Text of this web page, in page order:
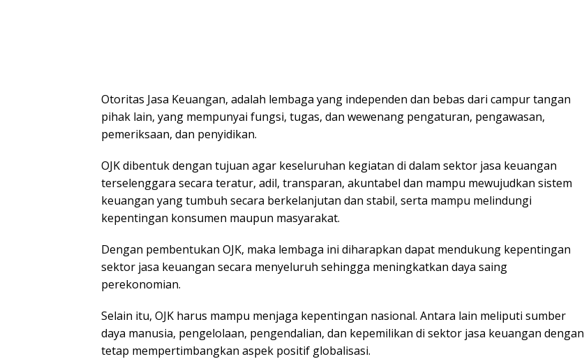
Otoritas Jasa Keuangan, adalah lembaga yang independen dan bebas dari campur tangan
pihak lain, yang mempunyai fungsi, tugas, dan wewenang pengaturan, pengawasan,
pemeriksaan, dan penyidikan.
OJK dibentuk dengan tujuan agar keseluruhan kegiatan di dalam sektor jasa keuangan
terselenggara secara teratur, adil, transparan, akuntabel dan mampu mewujudkan sistem
keuangan yang tumbuh secara berkelanjutan dan stabil, serta mampu melindungi
kepentingan konsumen maupun masyarakat.
Dengan pembentukan OJK, maka lembaga ini diharapkan dapat mendukung kepentingan
sektor jasa keuangan secara menyeluruh sehingga meningkatkan daya saing
perekonomian.
Selain itu, OJK harus mampu menjaga kepentingan nasional. Antara lain meliputi sumber
daya manusia, pengelolaan, pengendalian, dan kepemilikan di sektor jasa keuangan dengan
tetap mempertimbangkan aspek positif globalisasi.